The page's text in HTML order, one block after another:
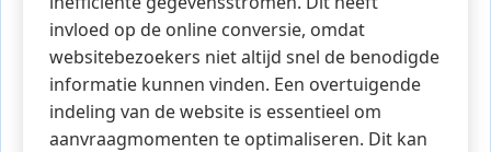
invloed op de online conversie, omdat
websitebezoekers niet altijd snel de benodigde
informatie kunnen vinden. Een overtuigende
indeling van de website is essentieel om
aanvraagmomenten te optimaliseren. Dit kan